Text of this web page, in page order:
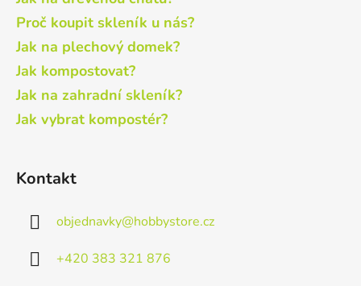
Proč koupit skleník u nás?
Jak na plechový domek?
Jak kompostovat?
Jak na zahradní skleník?
Jak vybrat kompostér?
Kontakt
objednavky@hobbystore.cz
+420 383 321 876